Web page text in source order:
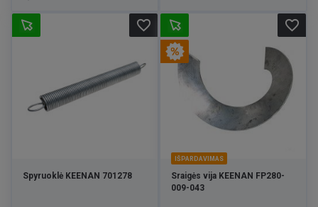
Spyruoklė KEENAN 701278
favorite_border
IŠPARDAVIMAS
Sraigės vija KEENAN FP280-
009-043
favorite_border